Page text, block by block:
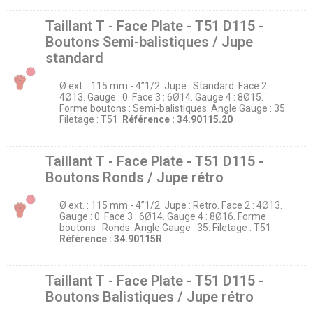
Taillant T - Face Plate - T51 D115 -
Boutons Semi-balistiques / Jupe
standard
Ø ext. : 115 mm - 4’’1/2. Jupe : Standard. Face 2 :
4Ø13. Gauge : 0. Face 3 : 6Ø14. Gauge 4 : 8Ø15.
Forme boutons : Semi-balistiques. Angle Gauge : 35.
Filetage : T51.
Référence : 34.90115.20
Taillant T - Face Plate - T51 D115 -
Boutons Ronds / Jupe rétro
Ø ext. : 115 mm - 4’’1/2. Jupe : Retro. Face 2 : 4Ø13.
Gauge : 0. Face 3 : 6Ø14. Gauge 4 : 8Ø16. Forme
boutons : Ronds. Angle Gauge : 35. Filetage : T51.
Référence : 34.90115R
Taillant T - Face Plate - T51 D115 -
Boutons Balistiques / Jupe rétro